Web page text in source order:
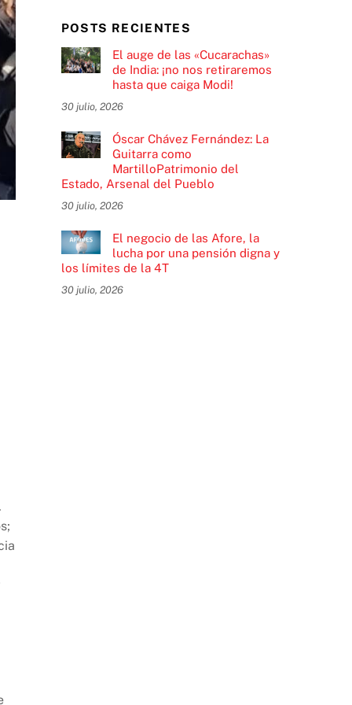
POSTS RECIENTES
El auge de las «Cucarachas»
de India: ¡no nos retiraremos
hasta que caiga Modi!
30 julio, 2026
Óscar Chávez Fernández: La
Guitarra como
MartilloPatrimonio del
Estado, Arsenal del Pueblo
30 julio, 2026
El negocio de las Afore, la
lucha por una pensión digna y
los límites de la 4T
30 julio, 2026